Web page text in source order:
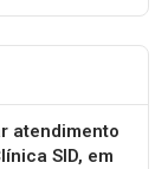
atendimento
SID, em